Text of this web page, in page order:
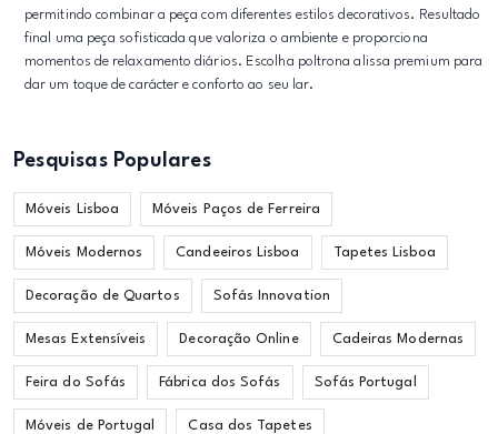
permitindo combinar a peça com diferentes estilos decorativos. Resultado
final uma peça sofisticada que valoriza o ambiente e proporciona
momentos de relaxamento diários. Escolha poltrona alissa premium para
dar um toque de carácter e conforto ao seu lar.
Pesquisas Populares
Móveis Lisboa Móveis Paços de Ferreira
Móveis Modernos Candeeiros Lisboa Tapetes Lisboa
Decoração de Quartos Sofás Innovation
Mesas Extensíveis Decoração Online Cadeiras Modernas
Feira do Sofás Fábrica dos Sofás Sofás Portugal
Móveis de Portugal Casa dos Tapetes